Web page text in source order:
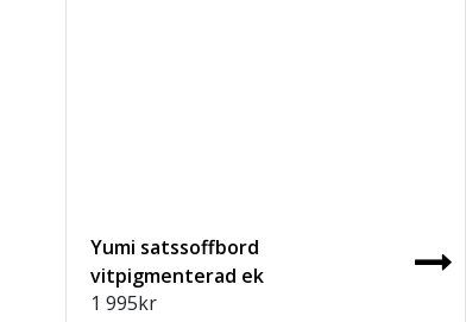
Yumi satssoffbord
vitpigmenterad ek
1 995kr